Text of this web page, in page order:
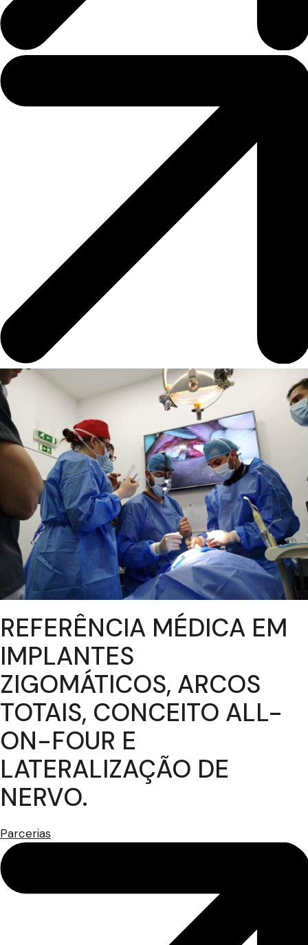
REFERÊNCIA MÉDICA EM
IMPLANTES
ZIGOMÁTICOS, ARCOS
TOTAIS, CONCEITO ALL-
ON-FOUR E
LATERALIZAÇÃO DE
NERVO.
Parcerias